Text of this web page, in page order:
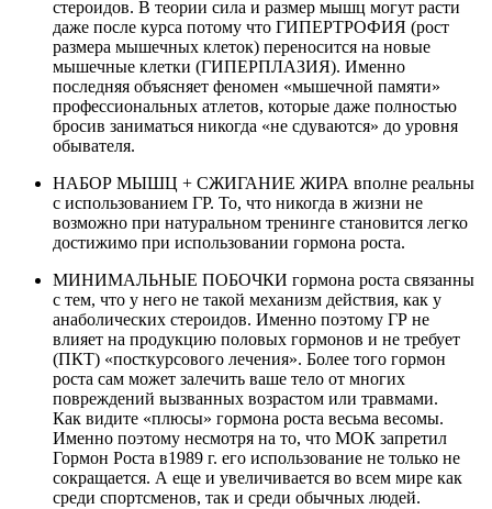
стероидов. В теории сила и размер мышц могут расти
даже после курса потому что ГИПЕРТРОФИЯ (рост
размера мышечных клеток) переносится на новые
мышечные клетки (ГИПЕРПЛАЗИЯ). Именно
последняя объясняет феномен «мышечной памяти»
профессиональных атлетов, которые даже полностью
бросив заниматься никогда «не сдуваются» до уровня
обывателя.
НАБОР МЫШЦ + СЖИГАНИЕ ЖИРА вполне реальны
с использованием ГР. То, что никогда в жизни не
возможно при натуральном тренинге становится легко
достижимо при использовании гормона роста.
МИНИМАЛЬНЫЕ ПОБОЧКИ гормона роста связанны
с тем, что у него не такой механизм действия, как у
анаболических стероидов. Именно поэтому ГР не
влияет на продукцию половых гормонов и не требует
(ПКТ) «посткурсового лечения». Более того гормон
роста сам может залечить ваше тело от многих
повреждений вызванных возрастом или травмами.
Как видите «плюсы» гормона роста весьма весомы.
Именно поэтому несмотря на то, что МОК запретил
Гормон Роста в1989 г. его использование не только не
сокращается. А еще и увеличивается во всем мире как
среди спортсменов, так и среди обычных людей.